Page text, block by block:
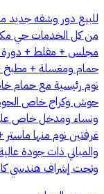
من كل الخدمات حي
مجلس + مقلط + دورة
حمام ومغسلة + مطبخ
نوم رئيسية مع حمام
حوش وكراج خاص
ونساء ومدخل خاص
غرفتين نوم منها
والمباني ذات جودة
وتحت إشراف هندسي